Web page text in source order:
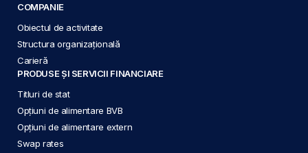
COMPANIE
Obiectul de activitate
Structura organizațională
Carieră
PRODUSE ȘI SERVICII FINANCIARE
Titluri de stat
Opțiuni de alimentare BVB
Opțiuni de alimentare extern
Swap rates